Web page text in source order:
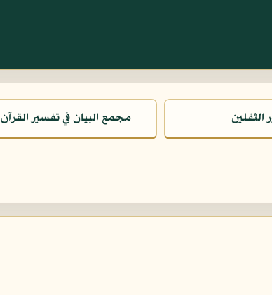
الثقلين مجمع البيان في تفسير القرآن